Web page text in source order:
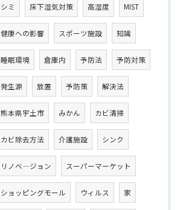
シミ 床下湿気対策 高湿度 MIST
健康への影響 スポーツ施設 知識
睡眠環境 倉庫内 予防法 予防対策
発生源 放置 予防策 解決法
熊本県宇土市 みかん カビ清掃
カビ除去方法 介護施設 シンク
リノベ―ジョン スーパーマーケット
ショッピングモール ウィルス 家